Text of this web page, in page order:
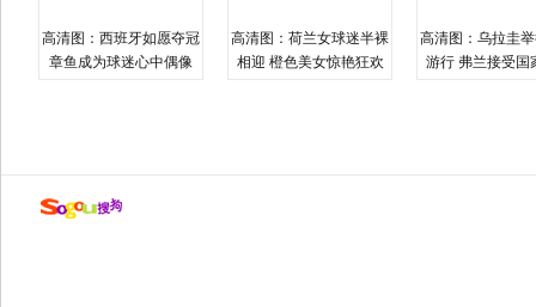
高清图：西班牙如愿夺冠
章鱼成为球迷心中偶像
高清图：荷兰女球迷半裸
相迎 橙色美女惊艳狂欢
高清图：乌拉圭
游行 弗兰接受国